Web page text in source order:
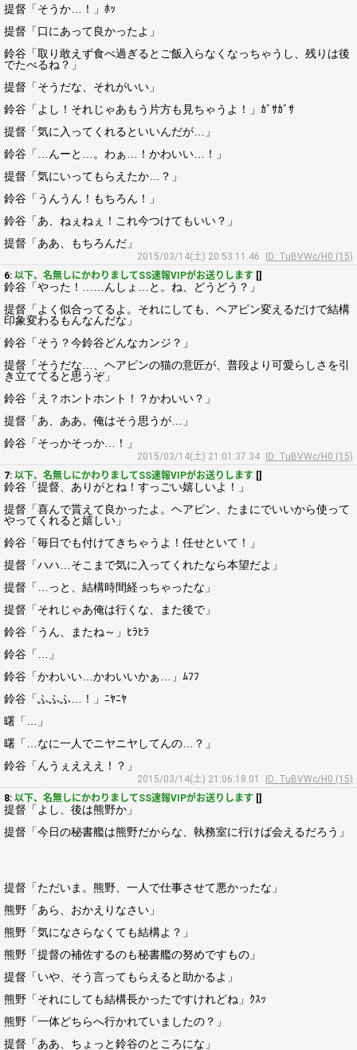
提督「そうか…！」ﾎｯ
提督「口にあって良かったよ」
鈴谷「取り敢えず食べ過ぎるとご飯入らなくなっちゃうし、残りは後
でたべるね？」
提督「そうだな、それがいい」
鈴谷「よし！それじゃあもう片方も見ちゃうよ！」ｶﾞｻｶﾞｻ
提督「気に入ってくれるといいんだが…」
鈴谷「…んーと…。わぁ…！かわいい…！」
提督「気にいってもらえたか…？」
鈴谷「うんうん！もちろん！」
鈴谷「あ、ねぇねぇ！これ今つけてもいい？」
提督「ああ、もちろんだ」
2015/03/14(土) 20:53:11.46
ID: TuBVWc/H0 (15)
6: 以下、名無しにかわりましてSS速報VIPがお送りします []
鈴谷「やった！……んしょ…と。ね、どうどう？」
提督「よく似合ってるよ。それにしても、ヘアピン変えるだけで結構
印象変わるもんなんだな」
鈴谷「そう？今鈴谷どんなカンジ？」
提督「そうだな…、ヘアピンの猫の意匠が、普段より可愛らしさを引
き立ててると思うぞ」
鈴谷「え？ホントホント！？かわいい？」
提督「あ、ああ。俺はそう思うが…」
鈴谷「そっかそっか…！」
2015/03/14(土) 21:01:37.34
ID: TuBVWc/H0 (15)
7: 以下、名無しにかわりましてSS速報VIPがお送りします []
鈴谷「提督、ありがとね！すっごい嬉しいよ！」
提督「喜んで貰えて良かったよ。ヘアピン、たまにでいいから使って
やってくれると嬉しい」
鈴谷「毎日でも付けてきちゃうよ！任せといて！」
提督「ハハ…そこまで気に入ってくれたなら本望だよ」
提督「…っと、結構時間経っちゃったな」
提督「それじゃあ俺は行くな、また後で」
鈴谷「うん、またね～」ﾋﾗﾋﾗ
鈴谷「…」
鈴谷「かわいい…かわいいかぁ…」ﾑﾌﾌ
鈴谷「ふふふ…！」ﾆﾔﾆﾔ
曙「…」
曙「…なに一人でニヤニヤしてんの…？」
鈴谷「んうぇえええ！？」
2015/03/14(土) 21:06:18.01
ID: TuBVWc/H0 (15)
8: 以下、名無しにかわりましてSS速報VIPがお送りします []
提督「よし、後は熊野か」
提督「今日の秘書艦は熊野だからな、執務室に行けば会えるだろう」
提督「ただいま。熊野、一人で仕事させて悪かったな」
熊野「あら、おかえりなさい」
熊野「気になさらなくても結構よ？」
熊野「提督の補佐するのも秘書艦の努めですもの」
提督「いや、そう言ってもらえると助かるよ」
熊野「それにしても結構長かったですけれどね」ｸｽｯ
熊野「一体どちらへ行かれていましたの？」
提督「ああ、ちょっと鈴谷のところにな」